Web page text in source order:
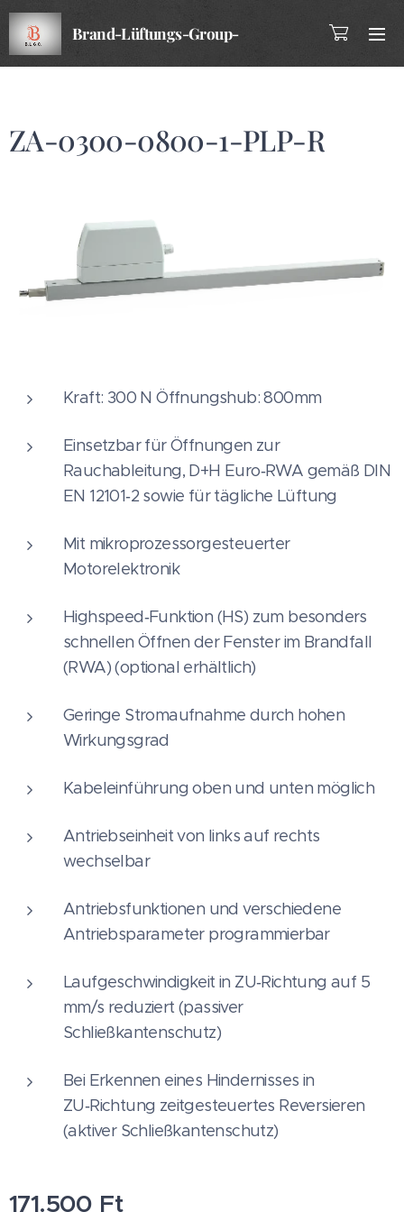
Brand-Lüftungs-Group-
ZA-0300-0800-1-PLP-R
Kraft: 300 N Öffnungshub: 800mm
Einsetzbar für Öffnungen zur
Rauchableitung, D+H Euro‑RWA gemäß DIN
EN 12101‑2 sowie für tägliche Lüftung
Mit mikroprozessorgesteuerter
Motorelektronik
Highspeed‑Funktion (HS) zum besonders
schnellen Öffnen der Fenster im Brandfall
(RWA) (optional erhältlich)
Geringe Stromaufnahme durch hohen
Wirkungsgrad
Kabeleinführung oben und unten möglich
Antriebseinheit von links auf rechts
wechselbar
Antriebsfunktionen und verschiedene
Antriebsparameter programmierbar
Laufgeschwindigkeit in ZU‑Richtung auf 5
mm/s reduziert (passiver
Schließkantenschutz)
Bei Erkennen eines Hindernisses in
ZU‑Richtung zeitgesteuertes Reversieren
(aktiver Schließkantenschutz)
171.500 Ft